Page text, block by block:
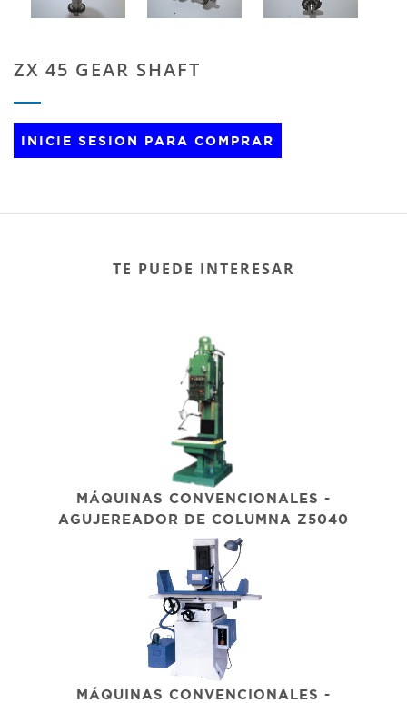
ZX 45 GEAR SHAFT
INICIE SESION PARA COMPRAR
TE PUEDE INTERESAR
MÁQUINAS CONVENCIONALES -
AGUJEREADOR DE COLUMNA Z5040
MÁQUINAS CONVENCIONALES -